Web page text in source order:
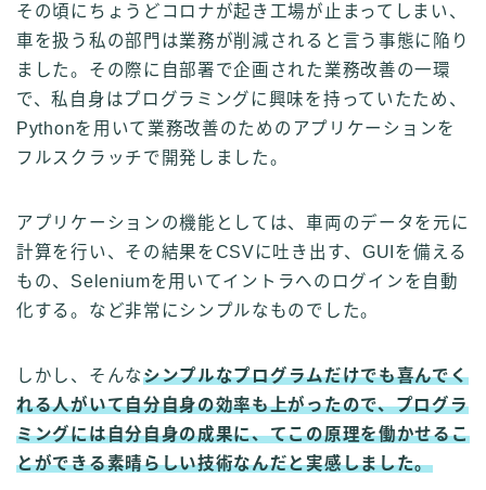
その頃にちょうどコロナが起き工場が止まってしまい、
車を扱う私の部門は業務が削減されると言う事態に陥り
ました。その際に自部署で企画された業務改善の一環
で、私自身はプログラミングに興味を持っていたため、
Pythonを用いて業務改善のためのアプリケーションを
フルスクラッチで開発しました。
アプリケーションの機能としては、車両のデータを元に
計算を行い、その結果をCSVに吐き出す、GUIを備える
もの、Seleniumを用いてイントラへのログインを自動
化する。など非常にシンプルなものでした。
しかし、そんなシンプルなプログラムだけでも喜んでく
れる人がいて自分自身の効率も上がったので、プログラ
ミングには自分自身の成果に、てこの原理を働かせるこ
とができる素晴らしい技術なんだと実感しました。